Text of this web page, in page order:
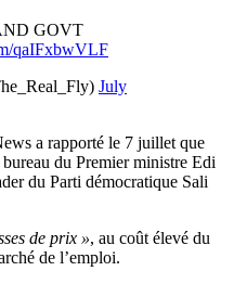
GOVT
qaIFxbwVLF
July
a rapporté le 7 juillet que
du Premier ministre Edi
du Parti démocratique Sali
de prix », au coût élevé du
de l’emploi.